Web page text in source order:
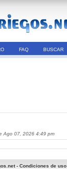
FAQ BUSCAR
Ago 07, 2026 4:49 pm
- Condiciones de uso